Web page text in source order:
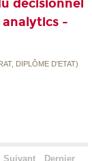
décisionnel
analytics -
DIPLÔME D'ETAT)
Suivant Dernier